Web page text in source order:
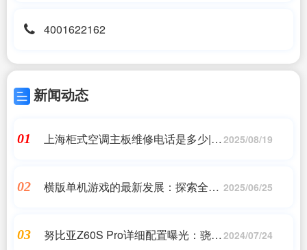
4001622162
新闻动态
01
上海柜式空调主板维修电话是多少|柜
务
2025/08/19
02
横版单机游戏的最新发展：探索全新 2025/06/25
03
努比亚Z60S Pro详细配置曝光：骁龙 2024/07/24